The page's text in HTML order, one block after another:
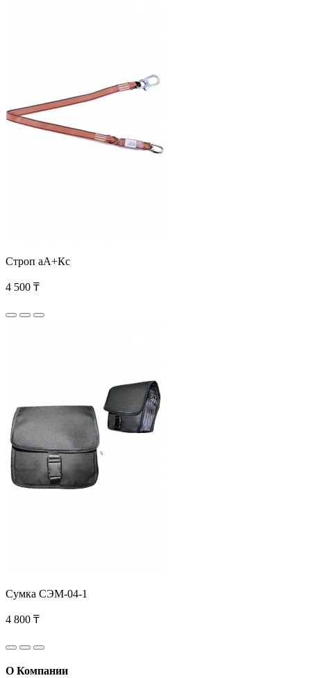
Строп аА+Кс
4 500 ₸
Сумка СЭМ-04-1
4 800 ₸
О Компании